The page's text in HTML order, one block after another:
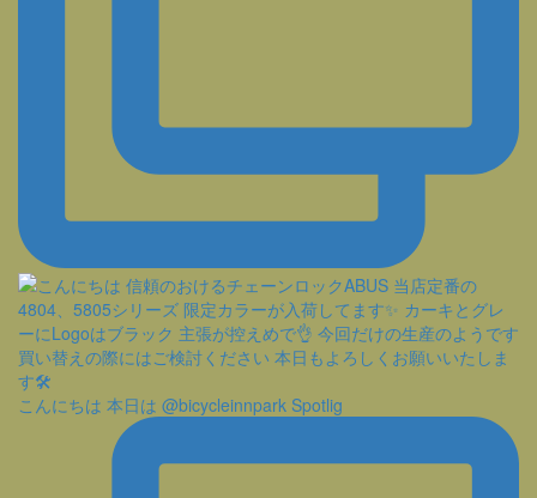
こんにちは 本日は @bicycleinnpark Spotlig